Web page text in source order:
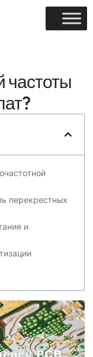
частоты
перекрестных
и